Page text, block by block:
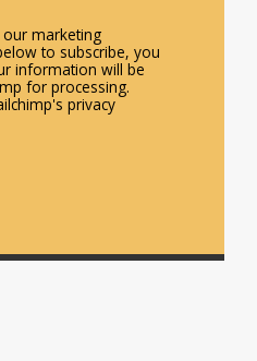
our marketing
to subscribe, you
information will be
for processing.
privacy